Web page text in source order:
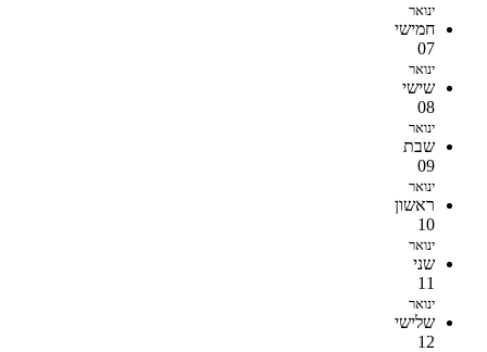
ינואר
חמישי
07
ינואר
שישי
08
ינואר
שבת
09
ינואר
ראשון
10
ינואר
שני
11
ינואר
שלישי
12